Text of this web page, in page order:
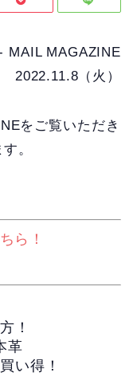
MAIL MAGAZINE
2022.11.8（火）
をご覧いただき
。
ら！
！
革
い得！